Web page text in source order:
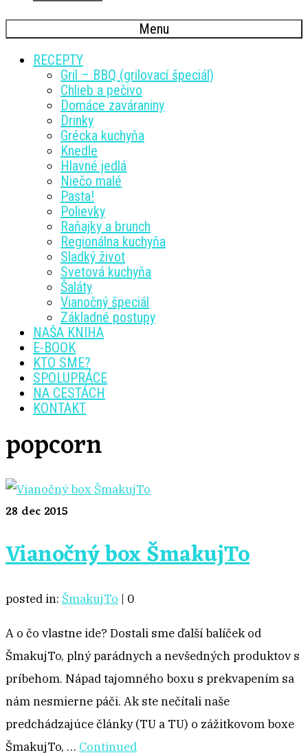
Menu
RECEPTY
Gril – BBQ (grilovací špeciál)
Chlieb a pečivo
Domáce zaváraniny
Drinky
Grécka kuchyňa
Knedle
Hlavné jedlá
Niečo malé
Pasta!
Polievky
Raňajky a brunch
Regionálna kuchyňa
Sladký život
Svetová kuchyňa
Šaláty
Vianočný špeciál
Základné postupy
NAŠA KNIHA
E-BOOK
KTO SME?
SPOLUPRÁCE
NA CESTÁCH
KONTAKT
popcorn
28 dec 2015
Vianočný box ŠmakujTo
posted in: ŠmakujTo | 0
A o čo vlastne ide? Dostali sme ďalší balíček od
ŠmakujTo, plný parádnych a nevšedných produktov s
príbehom. Nápad tajomného boxu s prekvapením sa
nám nesmierne páči. Ak ste nečítali naše
predchádzajúce články (TU a TU) o zážitkovom boxe
ŠmakujTo, … Continued